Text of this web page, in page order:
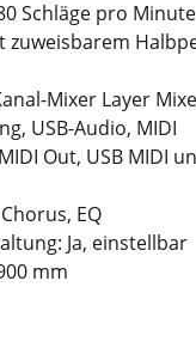
Schläge pro
zuweisbarem
Mixer Layer
USB-Audio, MIDI
Out, USB MIDI
EQ
Ja, einstellbar
mm